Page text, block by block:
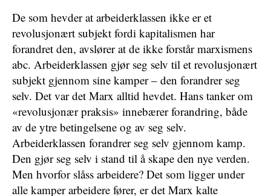
De som hevder at arbeiderklassen ikke er et
revolusjonært subjekt fordi kapitalismen har
forandret den, avslører at de ikke forstår marxismens
abc. Arbeiderklassen gjør seg selv til et revolusjonært
subjekt gjennom sine kamper – den forandrer seg
selv. Det var det Marx alltid hevdet. Hans tanker om
«revolusjonær praksis» innebærer forandring, både
av de ytre betingelsene og av seg selv.
Arbeiderklassen forandrer seg selv gjennom kamp.
Den gjør seg selv i stand til å skape den nye verden.
Men hvorfor slåss arbeidere? Det som ligger under
alle kamper arbeidere fører, er det Marx kalte